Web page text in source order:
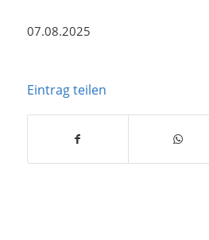
07.08.2025
Eintrag teilen